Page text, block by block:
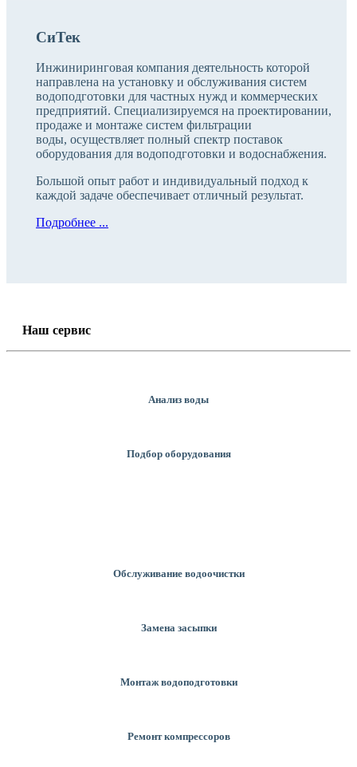
СиТек
Инжиниринговая компания деятельность которой
направлена на установку и обслуживания систем
водоподготовки для частных нужд и коммерческих
предприятий. Специализируемся на проектировании,
продаже и монтаже систем фильтрации
воды, осуществляет полный спектр поставок
оборудования для водоподготовки и водоснабжения.
Большой опыт работ и индивидуальный подход к
каждой задаче обеспечивает отличный результат.
Подробнее ...
Наш сервис
Анализ воды
Подбор оборудования
Обслуживание водоочистки
Замена засыпки
Монтаж водоподготовки
Ремонт компрессоров